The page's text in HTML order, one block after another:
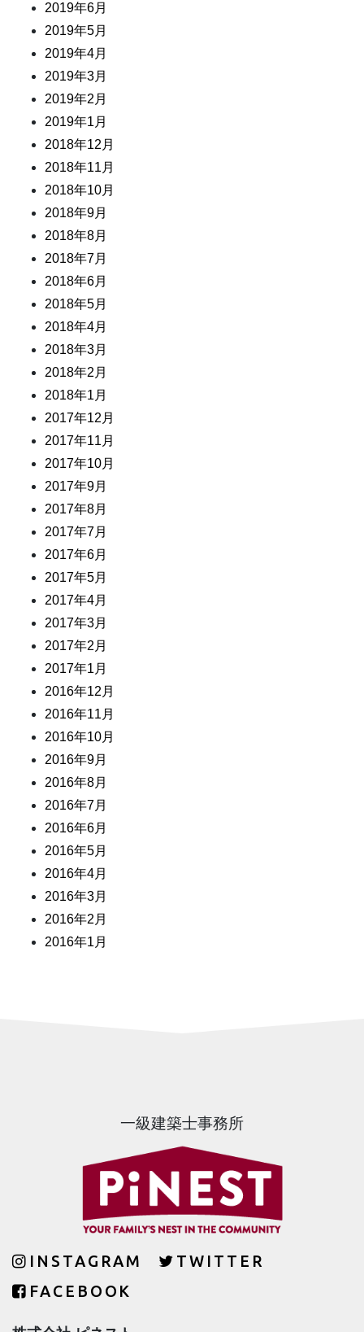
2019年6月
2019年5月
2019年4月
2019年3月
2019年2月
2019年1月
2018年12月
2018年11月
2018年10月
2018年9月
2018年8月
2018年7月
2018年6月
2018年5月
2018年4月
2018年3月
2018年2月
2018年1月
2017年12月
2017年11月
2017年10月
2017年9月
2017年8月
2017年7月
2017年6月
2017年5月
2017年4月
2017年3月
2017年2月
2017年1月
2016年12月
2016年11月
2016年10月
2016年9月
2016年8月
2016年7月
2016年6月
2016年5月
2016年4月
2016年3月
2016年2月
2016年1月
一級建築士事務所
INSTAGRAM
TWITTER
FACEBOOK